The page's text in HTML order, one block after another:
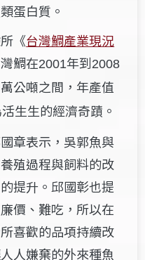
蛋白質。
《台灣鯛產業現況
鯛在2001年到2008
萬公噸之間，年產值
生生的經濟奇蹟。
章表示，吳郭魚與
殖過程與飼料的改
提升。邱國彰也提
價、難吃，所以在
喜歡的品項持續改
人嫌棄的外來種魚